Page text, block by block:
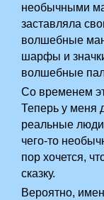
необычными
заставляла
волшебные
шарфы и
волшебные
Со временем
Теперь у меня
реальные
чего-то
пор хочется,
сказку.
Вероятно,